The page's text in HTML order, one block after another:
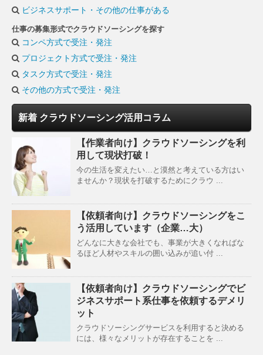
ビジネスサポート・その他の仕事がある
仕事の募集形式でクラウドソーシングを探す
コンペ方式で受注・発注
プロジェクト方式で受注・発注
タスク方式で受注・発注
その他の方式で受注・発注
新着 クラウドソーシング活用コラム
【作業者向け】クラウドソーシングを利
用して現状打破！
今の生活を変えたい…と漠然と考えている方はい
ませんか？現状を打破するためにクラウ ...
【依頼者向け】クラウドソーシングをこ
う活用しています（企業…大）
どんなに大きな会社でも、事業が大きくなればな
るほど人材やスキルの囲い込みが追い付 ...
【依頼者向け】クラウドソーシングでビ
ジネスサポート系仕事を依頼するデメリ
ット
クラウドソーシングサービスを利用すると決める
には、様々なメリットが存在することを ...